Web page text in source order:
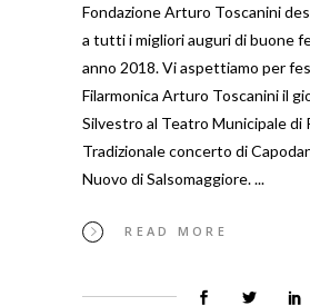
Fondazione Arturo Toscanini
a tutti i migliori auguri di buone
anno 2018. Vi aspettiamo per
Filarmonica Arturo Toscanini il
Silvestro al Teatro Municipale di
Tradizionale concerto di
Nuovo di Salsomaggiore.
READ MORE